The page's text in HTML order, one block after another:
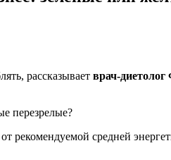
рассказывает врач-
рекомендуемой средней